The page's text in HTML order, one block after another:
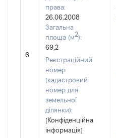
6
права:
26.06.2008
Загальна
площа (м2):
69,2
Реєстраційний
номер
(кадастровий
номер для
земельної
ділянки):
[Конфіденційна
інформація]